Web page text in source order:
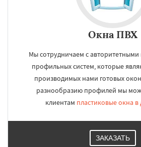
Окна ПВХ
Мы сотрудничаем с
профильных систем, которые
производимых нами готовых
разнообразию профилей мы
клиентам пластиковые окна
ЗАКАЗАТЬ